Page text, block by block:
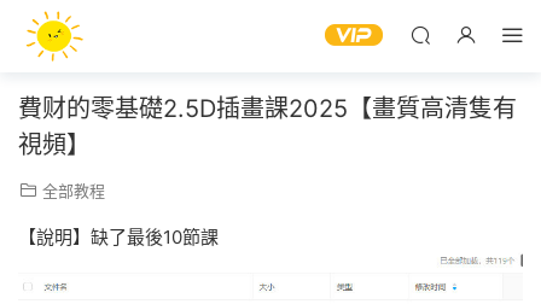
費财的零基礎2.5D插畫課2025【畫質高清隻有
視頻】
全部教程
【說明】缺了最後10節課